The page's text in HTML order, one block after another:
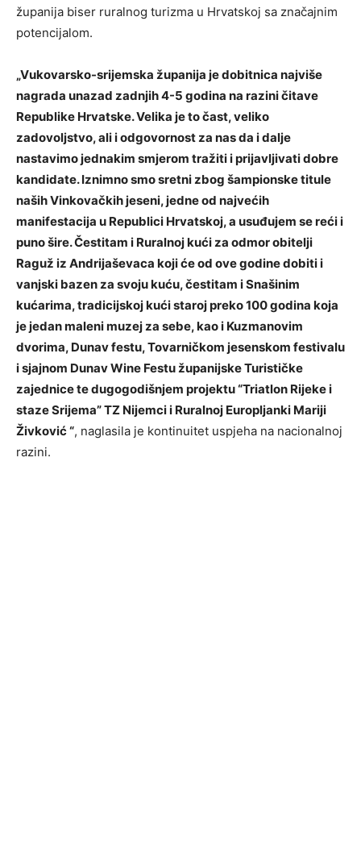
županija biser ruralnog turizma u Hrvatskoj sa značajnim
potencijalom.
„Vukovarsko-srijemska županija je dobitnica najviše
nagrada unazad zadnjih 4-5 godina na razini čitave
Republike Hrvatske. Velika je to čast, veliko
zadovoljstvo, ali i odgovornost za nas da i dalje
nastavimo jednakim smjerom tražiti i prijavljivati dobre
kandidate. Iznimno smo sretni zbog šampionske titule
naših Vinkovačkih jeseni, jedne od najvećih
manifestacija u Republici Hrvatskoj, a usuđujem se reći i
puno šire. Čestitam i Ruralnoj kući za odmor obitelji
Raguž iz Andrijaševaca koji će od ove godine dobiti i
vanjski bazen za svoju kuću, čestitam i Snašinim
kućarima, tradicijskoj kući staroj preko 100 godina koja
je jedan maleni muzej za sebe, kao i Kuzmanovim
dvorima, Dunav festu, Tovarničkom jesenskom festivalu
i sjajnom Dunav Wine Festu županijske Turističke
zajednice te dugogodišnjem projektu “Triatlon Rijeke i
staze Srijema” TZ Nijemci i Ruralnoj Europljanki Mariji
Živković “, naglasila je kontinuitet uspjeha na nacionalnoj
razini.